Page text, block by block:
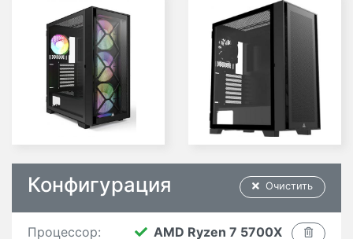
Очистить
Конфигурация
Процессор:
AMD Ryzen 7 5700X